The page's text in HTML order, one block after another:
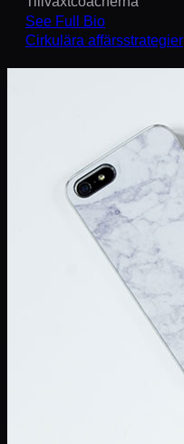
See Full Bio
Cirkulära affärsstrategier